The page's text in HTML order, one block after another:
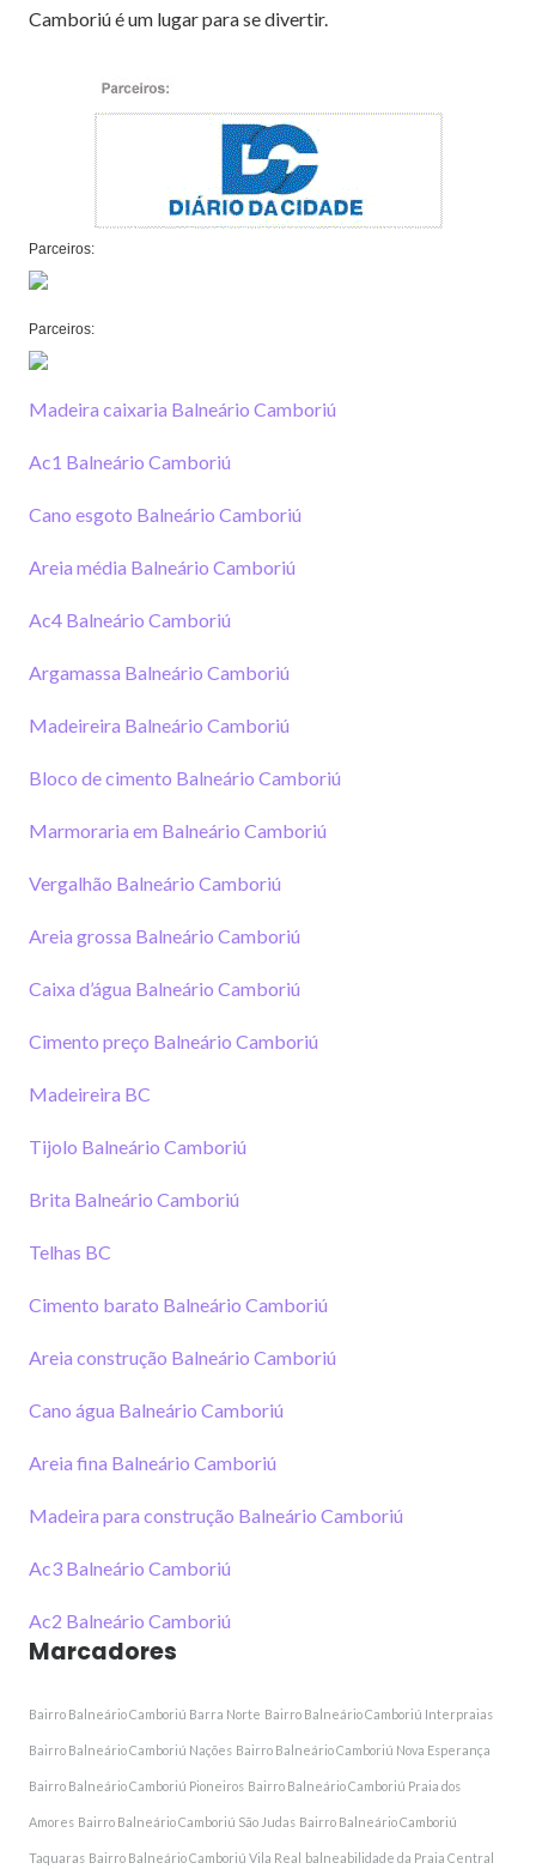
Camboriú é um lugar para se divertir.
Parceiros:
Parceiros:
Madeira caixaria Balneário Camboriú
Ac1 Balneário Camboriú
Cano esgoto Balneário Camboriú
Areia média Balneário Camboriú
Ac4 Balneário Camboriú
Argamassa Balneário Camboriú
Madeireira Balneário Camboriú
Bloco de cimento Balneário Camboriú
Marmoraria em Balneário Camboriú
Vergalhão Balneário Camboriú
Areia grossa Balneário Camboriú
Caixa d’água Balneário Camboriú
Cimento preço Balneário Camboriú
Madeireira BC
Tijolo Balneário Camboriú
Brita Balneário Camboriú
Telhas BC
Cimento barato Balneário Camboriú
Areia construção Balneário Camboriú
Cano água Balneário Camboriú
Areia fina Balneário Camboriú
Madeira para construção Balneário Camboriú
Ac3 Balneário Camboriú
Ac2 Balneário Camboriú
Marcadores
Bairro Balneário Camboriú Barra Norte Bairro Balneário Camboriú Interpraias
Bairro Balneário Camboriú Nações Bairro Balneário Camboriú Nova Esperança
Bairro Balneário Camboriú Pioneiros Bairro Balneário Camboriú Praia dos
Amores Bairro Balneário Camboriú São Judas Bairro Balneário Camboriú
Taquaras Bairro Balneário Camboriú Vila Real balneabilidade da Praia Central